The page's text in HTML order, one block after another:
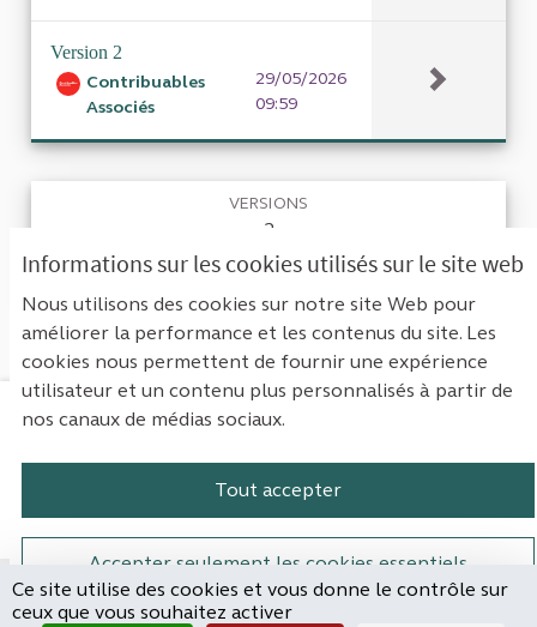
Informations sur les cookies utilisés sur le site web
Nous utilisons des cookies sur notre site Web pour
améliorer la performance et les contenus du site. Les
cookies nous permettent de fournir une expérience
utilisateur et un contenu plus personnalisés à partir de
nos canaux de médias sociaux.
Tout accepter
Accepter seulement les cookies essentiels
Version 2
Contribuables
Associés
29/05/2026
09:59
VERSIONS
2
RETOURNER À LA PROPOSITION
Mentions légales
Paramètres des cookies
Plateforme de participation de la
Plateforme de participation de la
Plateforme de participation
Plateforme de
Site réalisé par
Open Source Politics
Ce site utilise des cookies et vous donne le contrôle sur
ceux que vous souhaitez activer